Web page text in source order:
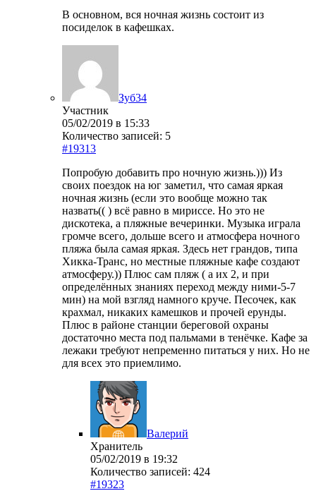
В основном, вся ночная жизнь состоит из
посиделок в кафешках.
Зуб34
Участник
05/02/2019 в 15:33
Количество записей: 5
#19313
Попробую добавить про ночную жизнь.))) Из
своих поездок на юг заметил, что самая яркая
ночная жизнь (если это вообще можно так
назвать(( ) всё равно в мириссе. Но это не
дискотека, а пляжные вечеринки. Музыка играла
громче всего, дольше всего и атмосфера ночного
пляжа была самая яркая. Здесь нет грандов, типа
Хикка-Транс, но местные пляжные кафе создают
атмосферу.)) Плюс сам пляж ( а их 2, и при
определённых знаниях переход между ними-5-7
мин) на мой взгляд намного круче. Песочек, как
крахмал, никаких камешков и прочей ерунды.
Плюс в районе станции береговой охраны
достаточно места под пальмами в тенёчке. Кафе за
лежаки требуют непременно питаться у них. Но не
для всех это приемлимо.
Валерий
Хранитель
05/02/2019 в 19:32
Количество записей: 424
#19323